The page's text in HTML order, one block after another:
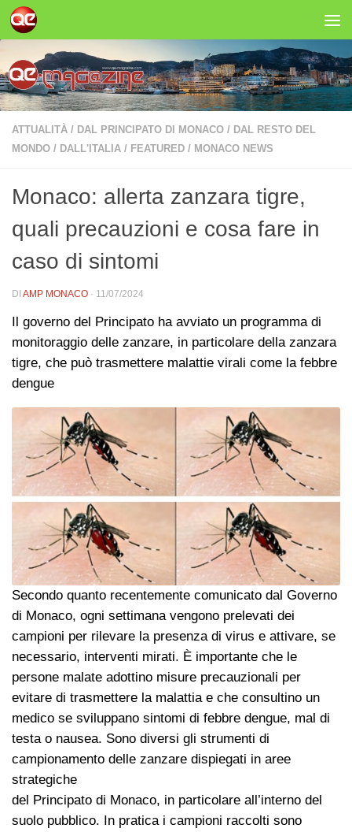
Salta al contenuto
ATTUALITÀ / DAL PRINCIPATO DI MONACO / DAL RESTO DEL
MONDO / DALL'ITALIA / FEATURED / MONACO NEWS
Monaco: allerta zanzara tigre,
quali precauzioni e cosa fare in
caso di sintomi
DI AMP MONACO · 11/07/2024
Il governo del Principato ha avviato un programma di
monitoraggio delle zanzare, in particolare della zanzara
tigre, che può trasmettere malattie virali come la febbre
dengue
Secondo quanto recentemente comunicato dal Governo
di Monaco, ogni settimana vengono prelevati dei
campioni per rilevare la presenza di virus e attivare, se
necessario, interventi mirati. È importante che le
persone malate adottino misure precauzionali per
evitare di trasmettere la malattia e che consultino un
medico se sviluppano sintomi di febbre dengue, mal di
testa o nausea. Sono diversi gli strumenti di
campionamento delle zanzare dispiegati in aree
strategiche
del Principato di Monaco, in particolare all’interno del
suolo pubblico. In pratica i campioni raccolti sono